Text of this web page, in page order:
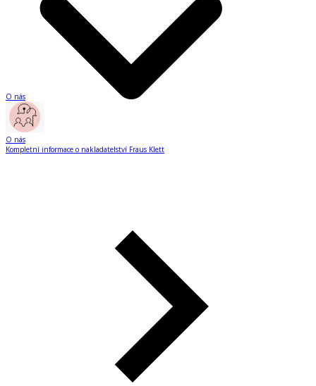
O nás
O nás
Kompletní informace o nakladatelství Fraus Klett